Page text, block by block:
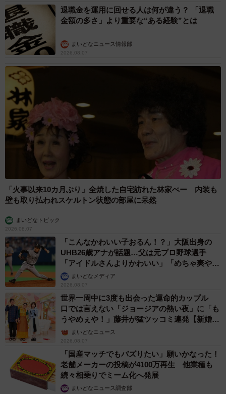
退職金を運用に回せる人は何が違う？ 「退職
金額の多さ」より重要な“ある経験”とは
まいどなニュース情報部
2026.08.07
「火事以来10カ月ぶり」全焼した自宅訪れた林家ぺー 内装も
壁も取り払われスケルトン状態の部屋に呆然
まいどなトピック
2026.08.07
「こんなかわいい子おるん！？」大阪出身の
UHB26歳アナが話題…父は元プロ野球選手
「アイドルさんよりかわいい」「めちゃ爽や
か」まいどなメディア
2026.08.07
世界一周中に3度も出会った運命的カップル
口では言えない「ジョージアの熱い夜」に「も
うやめぇや！」藤井が猛ツッコミ連発【新婚さ
ん】まいどなニュース
2026.08.07
「国産マッチでもバズりたい」願いかなった！
老舗メーカーの投稿が4100万再生 他業種も
続々相乗りでミーム化へ発展
まいどなニュース調査部